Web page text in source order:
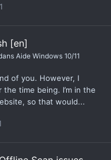
1
[en]
Aide Windows 10/11
of you. However, I
the time being. I’m in the
so that would...